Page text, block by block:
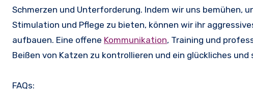
Schmerzen und Unterforderung. Indem wir uns bemühen,
Stimulation und Pflege zu bieten, können wir ihr
aufbauen. Eine offene Kommunikation, Training und
Beißen von Katzen zu kontrollieren und ein glückliches
FAQs: